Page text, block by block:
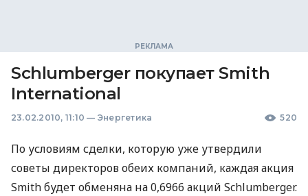
Schlumberger покупает Smith
International
23.02.2010, 11:10 — Энергетика 520
По условиям сделки, которую уже утвердили
советы директоров обеих компаний, каждая акция
Smith будет обменяна на 0,6966 акций Schlumberger.